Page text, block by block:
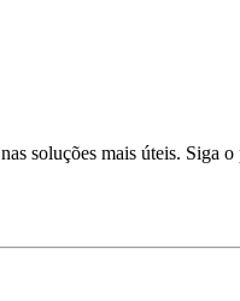
soluções mais úteis. Siga